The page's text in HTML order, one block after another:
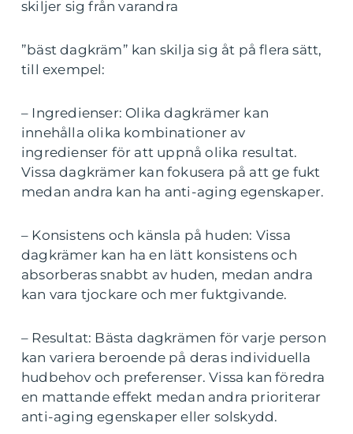
skiljer sig från varandra
”bäst dagkräm” kan skilja sig åt på flera sätt,
till exempel:
– Ingredienser: Olika dagkrämer kan
innehålla olika kombinationer av
ingredienser för att uppnå olika resultat.
Vissa dagkrämer kan fokusera på att ge fukt
medan andra kan ha anti-aging egenskaper.
– Konsistens och känsla på huden: Vissa
dagkrämer kan ha en lätt konsistens och
absorberas snabbt av huden, medan andra
kan vara tjockare och mer fuktgivande.
– Resultat: Bästa dagkrämen för varje person
kan variera beroende på deras individuella
hudbehov och preferenser. Vissa kan föredra
en mattande effekt medan andra prioriterar
anti-aging egenskaper eller solskydd.